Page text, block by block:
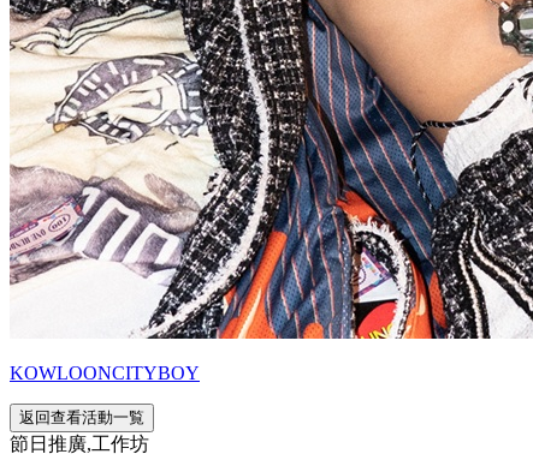
KOWLOONCITYBOY
返回查看活動一覧
節日推廣,工作坊